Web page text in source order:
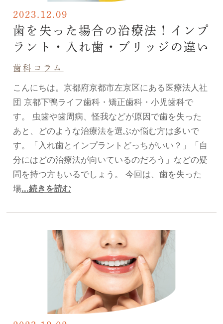
2023.12.09
歯を失った場合の治療法！インプ
ラント・入れ歯・ブリッジの違い
歯科コラム
こんにちは。京都府京都市左京区にある医療法人社
団 京都下鴨ライフ歯科・矯正歯科・小児歯科で
す。 虫歯や歯周病、怪我などが原因で歯を失った
あと、どのような治療法を選ぶか悩む方は多いで
す。「入れ歯とインプラントどっちがいい？」「自
分にはどの治療法が向いているのだろう」などの疑
問を持つ方もいるでしょう。 今回は、歯を失った
場...続きを読む